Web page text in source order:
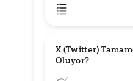
X (Twitter)
Oluyor?